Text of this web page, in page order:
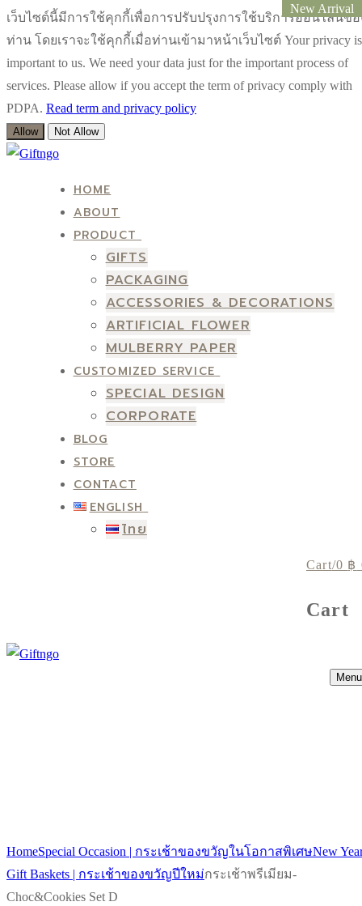
เว็บไซต์นี้มีการใช้คุกกี้เพื่อการปรับปรุงการใช้บริการออนไลน์ขอ
ท่าน โดยเราจะใช้คุกกี้เมื่อท่านเข้ามาหน้าเว็บไซต์ Your privacy is
important to us. We need your data just for the important process of
services. Please allow if you accept the term of privacy comply with
PDPA. Read term and privacy policy
Allow Not Allow
Skip
Menu
Close
HOME
ABOUT
PRODUCT
GIFTS
PACKAGING
ACCESSORIES & DECORATIONS
ARTIFICIAL FLOWER
MULBERRY PAPER
CUSTOMIZED SERVICE
SPECIAL DESIGN
CORPORATE
BLOG
STORE
CONTACT
ENGLISH
ไทย
Cart/0 ฿
Cart
Menu
HomeSpecial Occasion | กระเช้าของขวัญในโอกาสพิเศษNew
Gift Baskets | กระเช้าของขวัญปีใหม่กระเช้าพรีเมียม-
Choc&Cookies Set D
New Arrival
New Arrival
New Arrival
New Arrival